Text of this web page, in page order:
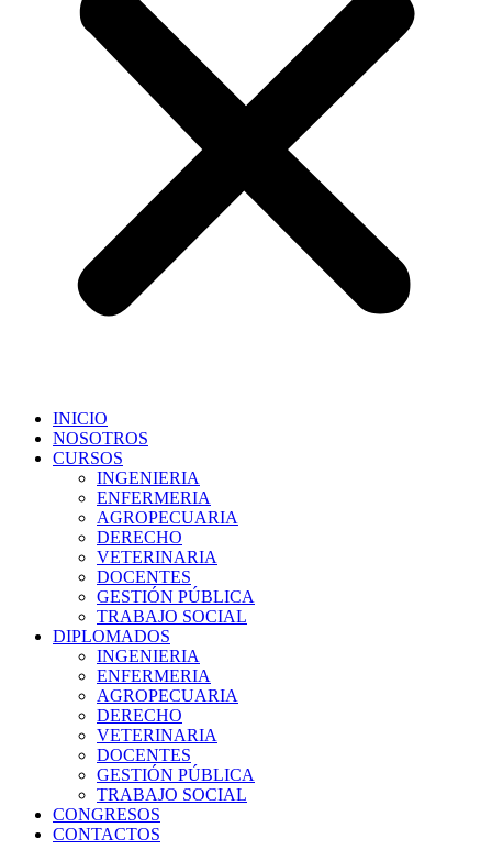
INICIO
NOSOTROS
CURSOS
INGENIERIA
ENFERMERIA
AGROPECUARIA
DERECHO
VETERINARIA
DOCENTES
GESTIÓN PÚBLICA
TRABAJO SOCIAL
DIPLOMADOS
INGENIERIA
ENFERMERIA
AGROPECUARIA
DERECHO
VETERINARIA
DOCENTES
GESTIÓN PÚBLICA
TRABAJO SOCIAL
CONGRESOS
CONTACTOS